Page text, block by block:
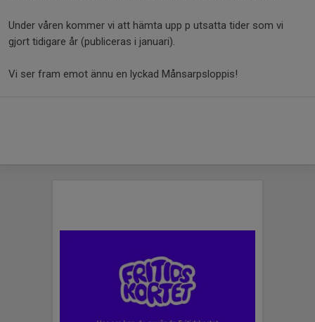
Under våren kommer vi att hämta upp p utsatta tider som vi
gjort tidigare år (publiceras i januari).
Vi ser fram emot ännu en lyckad Månsarpsloppis!